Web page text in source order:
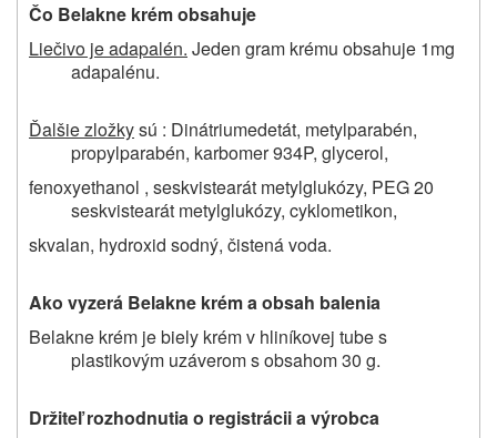
Čo Belakne krémobsahuje
Liečivo je adapalén. Jeden gram krému obsahuje 1mg
adapalénu.
Ďalšie zložkysú : Dinátriumedetát, metylparabén,
propylparabén, karbomer 934P, glycerol,
fenoxyethanol , seskvistearát metylglukózy, PEG 20
seskvistearát metylglukózy, cyklometikon,
skvalan, hydroxid sodný, čistená voda.
Ako vyzerá Belakne krém a obsah balenia
Belakne krém je biely krém v hliníkovej tube s
plastikovým uzáverom s obsahom 30 g.
Držiteľ rozhodnutia o registrácii a výrobca